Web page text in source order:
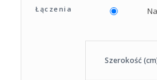
Łączenia
Szerokość